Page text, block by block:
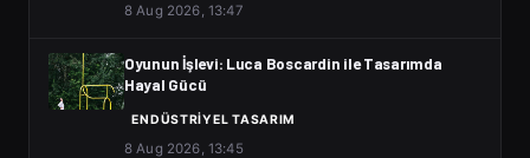
8 Aug 2026, 13:47
Oyunun İşlevi: Luca Boscardin ile Tasarımda
Hayal Gücü
ENDÜSTRIYEL TASARIM
8 Aug 2026, 13:45